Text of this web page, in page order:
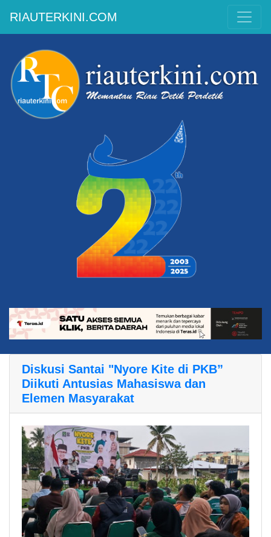
RIAUTERKINI.COM
Diskusi Santai "Nyore Kite di PKB”
Diikuti Antusias Mahasiswa dan
Elemen Masyarakat